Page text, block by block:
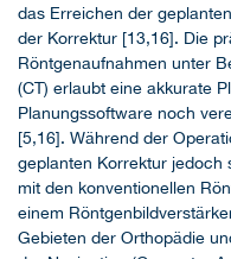
das Erreichen der
der Korrektur [13,16]. Die
Röntgenaufnahmen unter
(CT) erlaubt eine akkurate
Planungssoftware noch
[5,16]. Während der
geplanten Korrektur
mit den konventionellen
einem
Gebieten der Orthopädie